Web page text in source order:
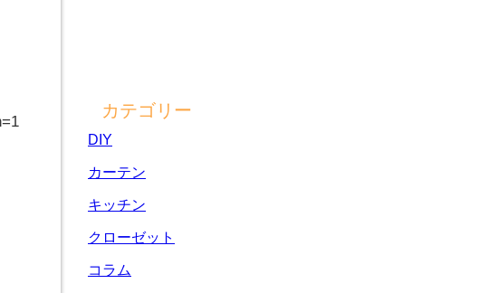
カテゴリー
DIY
カーテン
キッチン
クローゼット
コラム